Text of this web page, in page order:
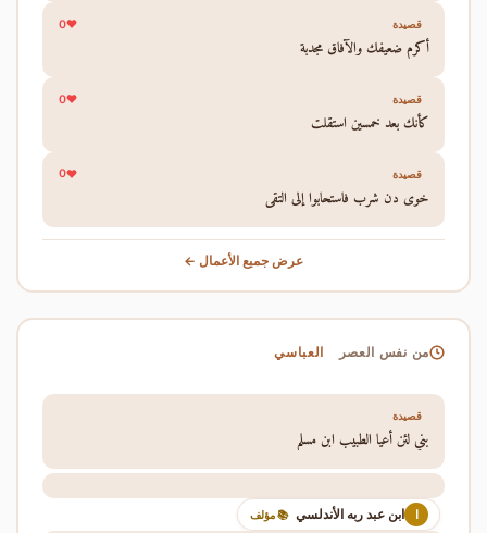
قصيدة 0
أكرم ضعيفك والآفاق مجدبة
قصيدة 0
كأنك بعد خمسين استقلت
قصيدة 0
خوى دن شرب فاستحابوا إلى التقى
عرض جميع الأعمال ←
من نفس العصر العباسي
قصيدة
بني لئن أعيا الطبيب ابن مسلم
ا ابن عبد ربه الأندلسي 📚 مؤلف